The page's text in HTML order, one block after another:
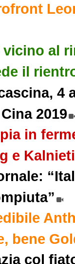
vicino al
il
4
2019
in
e
bene
col